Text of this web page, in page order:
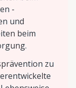
-
und
beim
zu